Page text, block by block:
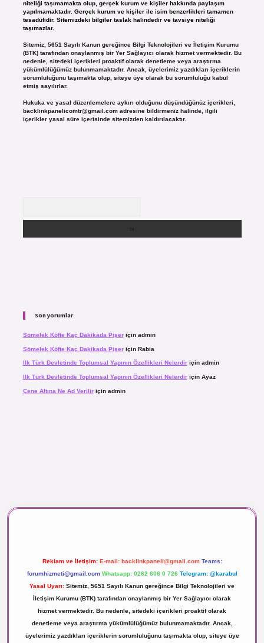
niteliği taşımamakta olup, gerçek kurum ve kişiler hakkında paylaşım
yapılmamaktadır. Gerçek kurum ve kişiler ile isim benzerlikleri tamamen
tesadüfidir. Sitemizdeki bilgiler taslak halindedir ve tavsiye niteliği
taşımazlar.
Sitemiz, 5651 Sayılı Kanun gereğince Bilgi Teknolojileri ve İletişim Kurumu
(BTK) tarafından onaylanmış bir Yer Sağlayıcı olarak hizmet vermektedir. Bu
nedenle, sitedeki içerikleri proaktif olarak denetleme veya araştırma
yükümlülüğümüz bulunmamaktadır. Ancak, üyelerimiz yazdıkları içeriklerin
sorumluluğunu taşımakta olup, siteye üye olarak bu sorumluluğu kabul
etmiş sayılırlar.
Hukuka ve yasal düzenlemelere aykırı olduğunu düşündüğünüz içerikleri,
backlinkpanelicomtr@gmail.comadresine bildirmeniz halinde, ilgili
içerikler yasal süre içerisinde sitemizden kaldırılacaktır.
Son yorumlar
Sömelek Köfte Kaç Dakikada Pişeriçin admin
Sömelek Köfte Kaç Dakikada Pişeriçin Rabia
Ilk Türk Devletinde Toplumsal Yapının Özellikleri Nelerdiriçin admin
Ilk Türk Devletinde Toplumsal Yapının Özellikleri Nelerdiriçin Ayaz
Çene Altına Ne Ad Veriliriçin admin
Reklam ve İletişim: E-mail: backlinkpaneli@gmail.com Teams:
forumhizmeti@gmail.com Whatsapp: 0262 606 0 726 Telegram: @karabul
Yasal Uyarı: Sitemiz, 5651 Sayılı Kanun gereğince Bilgi Teknolojileri ve
İletişim Kurumu (BTK) tarafından onaylanmış bir Yer Sağlayıcı olarak
hizmet vermektedir. Bu nedenle, sitedeki içerikleri proaktif olarak
denetleme veya araştırma yükümlülüğümüz bulunmamaktadır. Ancak,
üyelerimiz yazdıkları içeriklerin sorumluluğunu taşımakta olup, siteye üye